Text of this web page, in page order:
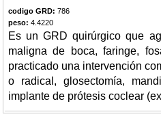
codigo GRD: 786
peso: 4.4220
Es un GRD quirúrgico que
maligna de boca, faringe,
practicado una intervención
o radical, glosectomía,
implante de prótesis coclear